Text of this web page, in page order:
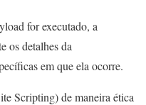
for executado, a
os detalhes da
em que ela ocorre.
Scripting) de maneira ética